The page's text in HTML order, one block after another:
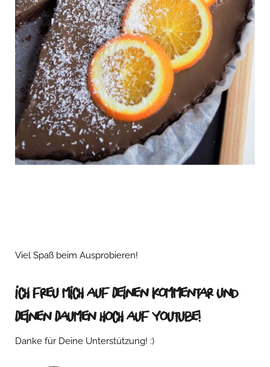
Viel Spaß beim Ausprobieren!
Ich freu mich auf Deinen Kommentar und
Deinen Daumen hoch auf Youtube!
Danke für Deine Unterstützung! :)